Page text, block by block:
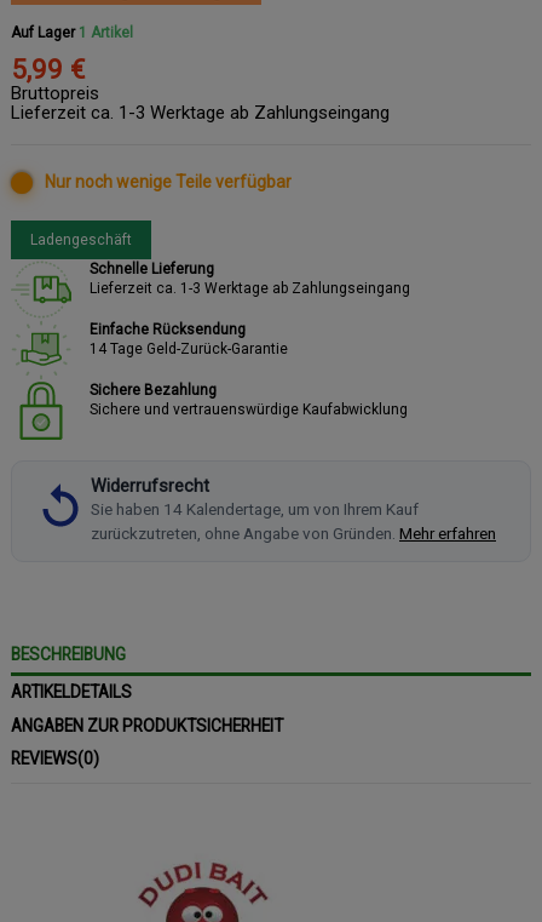
Auf Lager 1 Artikel
5,99 €
Bruttopreis
Lieferzeit ca. 1-3 Werktage ab Zahlungseingang
Nur noch wenige Teile verfügbar
Ladengeschäft
Schnelle Lieferung
Lieferzeit ca. 1-3 Werktage ab Zahlungseingang
Einfache Rücksendung
14 Tage Geld-Zurück-Garantie
Sichere Bezahlung
Sichere und vertrauenswürdige Kaufabwicklung
Widerrufsrecht
Sie haben 14 Kalendertage, um von Ihrem Kauf
zurückzutreten, ohne Angabe von Gründen. Mehr erfahren
BESCHREIBUNG
ARTIKELDETAILS
ANGABEN ZUR PRODUKTSICHERHEIT
REVIEWS(0)